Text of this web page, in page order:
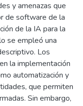
y amenazas que
de software de la
de la IA para la
se empleó una
Los
la implementación
automatización y
que permiten
Sin embargo,